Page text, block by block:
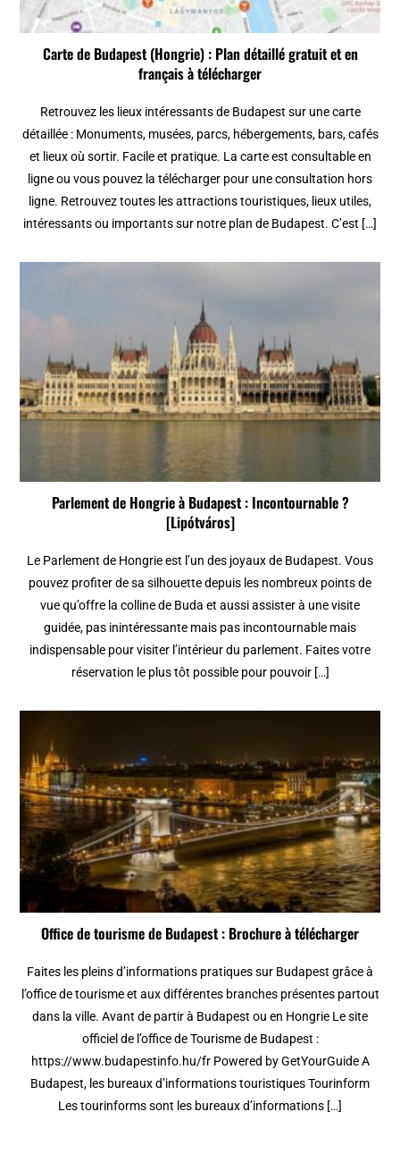
Carte de Budapest (Hongrie) : Plan détaillé gratuit et en
français à télécharger
Retrouvez les lieux intéressants de Budapest sur une carte
détaillée : Monuments, musées, parcs, hébergements, bars, cafés
et lieux où sortir. Facile et pratique. La carte est consultable en
ligne ou vous pouvez la télécharger pour une consultation hors
ligne. Retrouvez toutes les attractions touristiques, lieux utiles,
intéressants ou importants sur notre plan de Budapest. C’est […]
Parlement de Hongrie à Budapest : Incontournable ?
[Lipótváros]
Le Parlement de Hongrie est l’un des joyaux de Budapest. Vous
pouvez profiter de sa silhouette depuis les nombreux points de
vue qu’offre la colline de Buda et aussi assister à une visite
guidée, pas inintéressante mais pas incontournable mais
indispensable pour visiter l’intérieur du parlement. Faites votre
réservation le plus tôt possible pour pouvoir […]
Office de tourisme de Budapest : Brochure à télécharger
Faites les pleins d’informations pratiques sur Budapest grâce à
l’office de tourisme et aux différentes branches présentes partout
dans la ville. Avant de partir à Budapest ou en Hongrie Le site
officiel de l’office de Tourisme de Budapest :
https://www.budapestinfo.hu/fr Powered by GetYourGuide A
Budapest, les bureaux d’informations touristiques Tourinform
Les tourinforms sont les bureaux d’informations […]